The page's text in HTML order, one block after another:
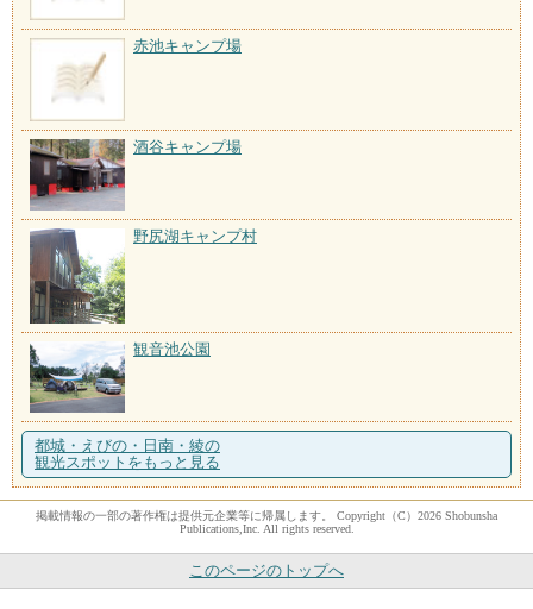
赤池キャンプ場
酒谷キャンプ場
野尻湖キャンプ村
観音池公園
都城・えびの・日南・綾の
観光スポットをもっと見る
掲載情報の一部の著作権は提供元企業等に帰属します。 Copyright（C）2026 Shobunsha
Publications,Inc. All rights reserved.
このページのトップへ